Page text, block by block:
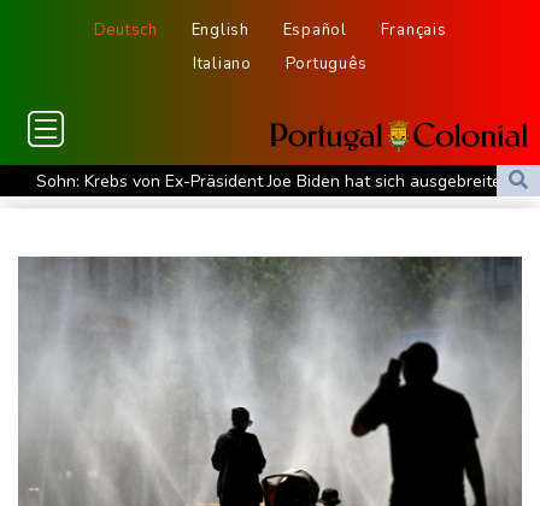
Deutsch English Español
Français
Italiano
Português
Sohn: Krebs von Ex-Präsident Joe Biden hat sich ausgebreitet
und Metastasen gebildet
Vorgaben des Bundes geknüpft
FIFA stärkt Infantino - und holt zum Rundumschlag aus
Torlos gegen Kaiserslautern: Stotterstart von Wolfsburg
Ätna auf Sizilien ausgebrochen - Flugverkehr in Catania
zeitweise eingeschränkt
Doppelpack Freigang: Frankfurt schlägt auch Malmö
Explosion mutmaßlich ukrainischer Drohne in Bulgarien löst